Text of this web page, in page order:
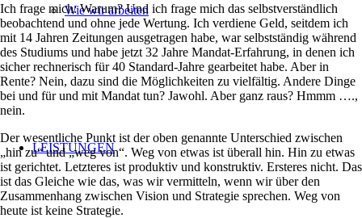
Wie wir arbeiten
LEISTUNGEN
Ich frage mich: Warum? Und ich frage mich das selbstverständlich
beobachtend und ohne jede Wertung. Ich verdiene Geld, seitdem ich
mit 14 Jahren Zeitungen ausgetragen habe, war selbstständig während
des Studiums und habe jetzt 32 Jahre Mandat-Erfahrung, in denen ich
sicher rechnerisch für 40 Standard-Jahre gearbeitet habe. Aber in
Rente? Nein, dazu sind die Möglichkeiten zu vielfältig. Andere Dinge
bei und für und mit Mandat tun? Jawohl. Aber ganz raus? Hmmm ….,
nein.
Der wesentliche Punkt ist der oben genannte Unterschied zwischen
„hin zu“ und „weg von“. Weg von etwas ist überall hin. Hin zu etwas
ist gerichtet. Letzteres ist produktiv und konstruktiv. Ersteres nicht. Das
ist das Gleiche wie das, was wir vermitteln, wenn wir über den
Zusammenhang zwischen Vision und Strategie sprechen. Weg von
heute ist keine Strategie.